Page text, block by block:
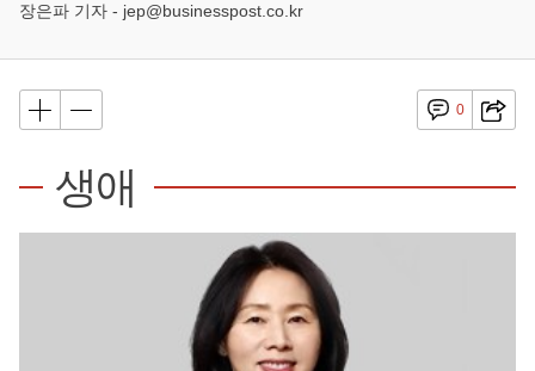
장은파 기자 - jep@businesspost.co.kr
0
생애